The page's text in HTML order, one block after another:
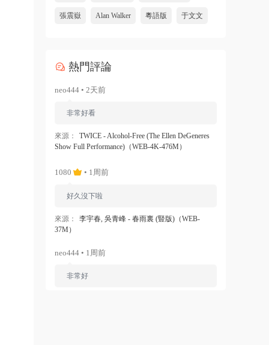
張震嶽 Alan Walker 粵語版 于文文
熱門評論
neo444 • 2天前
非常好看
來源：
TWICE - Alcohol-Free (The Ellen DeGeneres
Show Full Performance)（WEB-4K-476M）
1080 • 1周前
好久沒下啦
來源：
李宇春, 吳青峰 - 春雨裏 (豎版)（WEB-
37M）
neo444 • 1周前
非常好